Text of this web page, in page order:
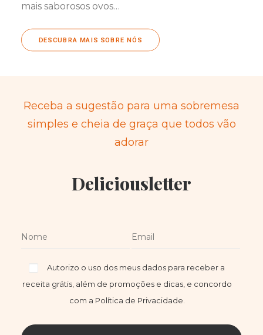
mais saborosos ovos…
DESCUBRA MAIS SOBRE NÓS
Receba a sugestão para uma sobremesa
simples e cheia de graça que todos vão
adorar
Deliciousletter
Autorizo o uso dos meus dados para receber a
receita grátis, além de promoções e dicas, e concordo
com a Política de Privacidade.